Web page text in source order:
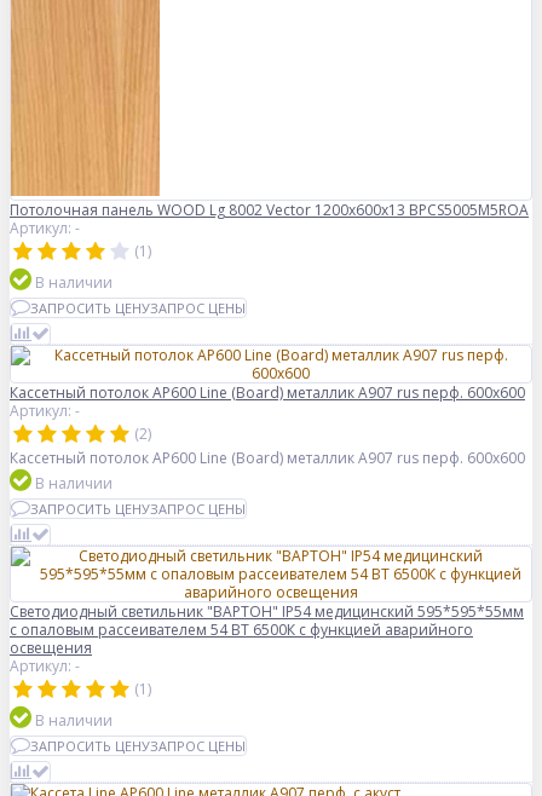
Потолочная панель WOOD Lg 8002 Vector 1200x600x13 BPCS5005M5ROA
Артикул: -
(1)
В наличии
ЗАПРОСИТЬ ЦЕНУЗАПРОС ЦЕНЫ
Кассетный потолок AP600 Line (Board) металлик А907 rus перф. 600x600
Артикул: -
(2)
Кассетный потолок AP600 Line (Board) металлик А907 rus перф. 600x600
В наличии
ЗАПРОСИТЬ ЦЕНУЗАПРОС ЦЕНЫ
Светодиодный светильник "ВАРТОН" IP54 медицинский 595*595*55мм
с опаловым рассеивателем 54 ВТ 6500К с функцией аварийного
освещения
Артикул: -
(1)
В наличии
ЗАПРОСИТЬ ЦЕНУЗАПРОС ЦЕНЫ